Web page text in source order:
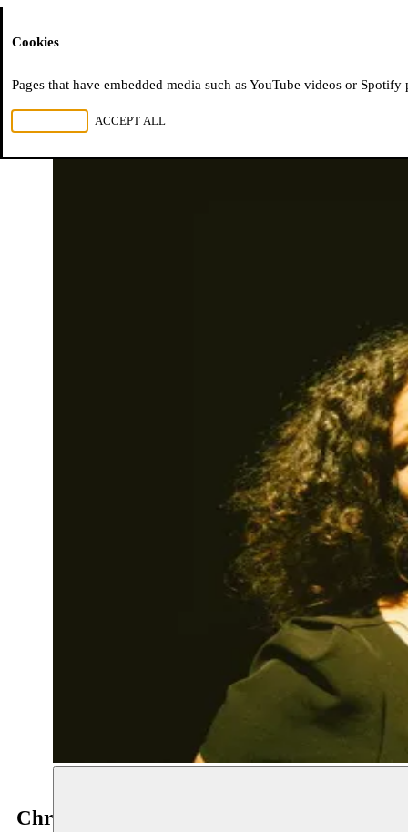
Chrystèle Koder Waël Ali
Cookies
Pages that have embedded media such as YouTube videos or
ACCEPT ALL